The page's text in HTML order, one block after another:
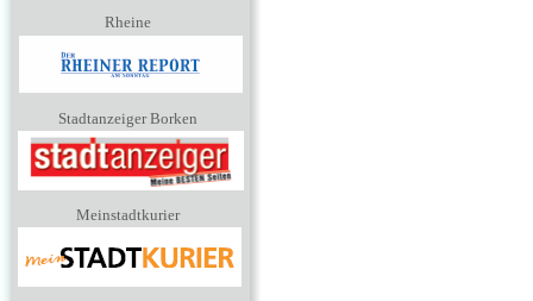
Rheine
Stadtanzeiger Borken
Meinstadtkurier